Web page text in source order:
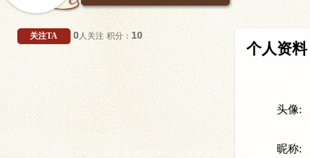
关注TA 0人关注 积分： 10
个人资料
头像:
昵称: